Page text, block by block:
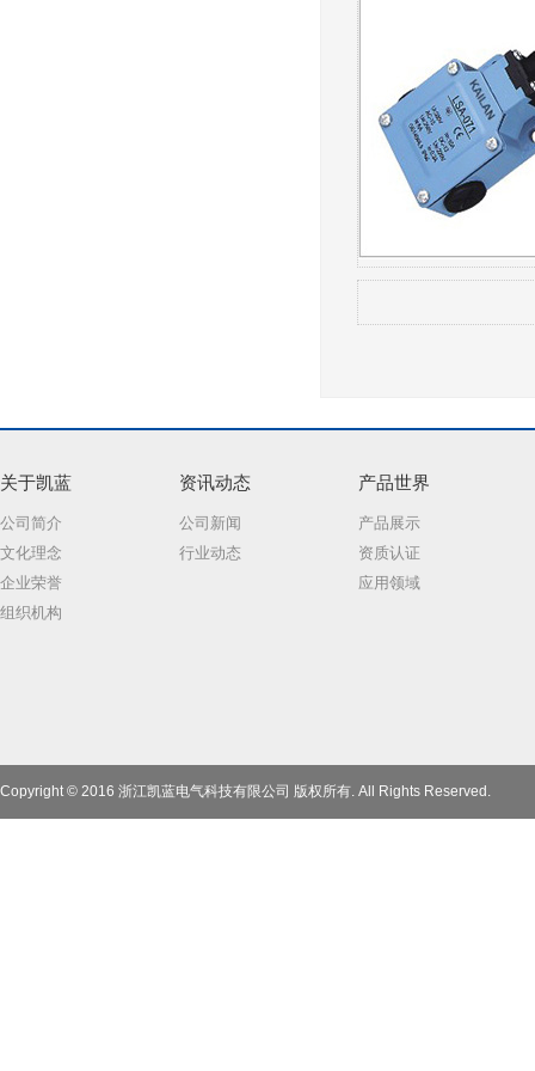
关于凯蓝
公司简介
文化理念
企业荣誉
组织机构
资讯动态
公司新闻
行业动态
产品世界
产品展示
资质认证
应用领域
Copyright © 2016 浙江凯蓝电气科技有限公司 版权所有. All Rights Reserved.